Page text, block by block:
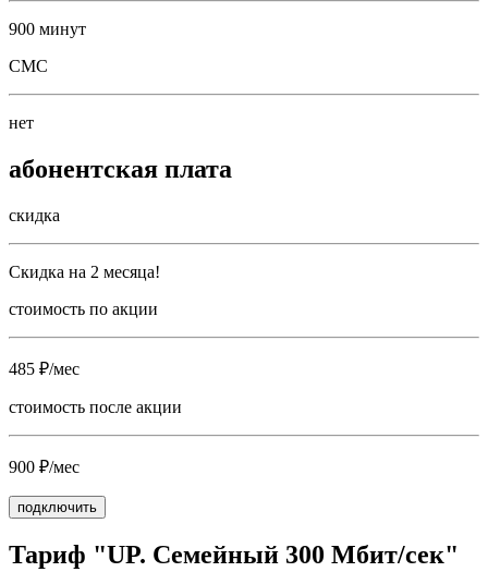
900 минут
СМС
нет
абонентская плата
скидка
Скидка на 2 месяца!
стоимость по акции
485 ₽/мес
стоимость после акции
900 ₽/мес
подключить
Тариф "UP. Семейный 300 Мбит/сек"